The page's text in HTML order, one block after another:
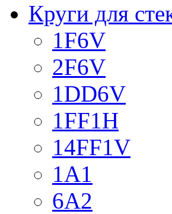
Круги для
1F6V
2F6V
1DD6V
1FF1H
14FF1V
1A1
6A2